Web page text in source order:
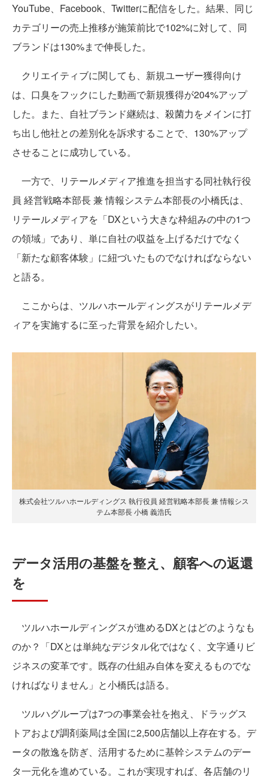
YouTube、Facebook、Twitterに配信をした。結果、同じ
カテゴリーの売上推移が施策前比で102%に対して、同
ブランドは130%まで伸長した。
クリエイティブに関しても、新規ユーザー獲得向け
は、口臭をフックにした動画で新規獲得が204%アップ
した。また、自社ブランド継続は、殺菌力をメインに打
ち出し他社との差別化を訴求することで、130%アップ
させることに成功している。
一方で、リテールメディア推進を担当する同社執行役
員 経営戦略本部長 兼 情報システム本部長の小橋氏は、
リテールメディアを「DXという大きな枠組みの中の1つ
の領域」であり、単に自社の収益を上げるだけでなく
「新たな顧客体験」に紐づいたものでなければならない
と語る。
ここからは、ツルハホールディングスがリテールメデ
ィアを実施するに至った背景を紹介したい。
株式会社ツルハホールディングス 執行役員 経営戦略本部長 兼 情報シス
テム本部長 小橋 義浩氏
データ活用の基盤を整え、顧客への返還
を
ツルハホールディングスが進めるDXとはどのようなも
のか？「DXとは単純なデジタル化ではなく、文字通りビ
ジネスの変革です。既存の仕組み自体を変えるものでな
ければなりません」と小橋氏は語る。
ツルハグループは7つの事業会社を抱え、ドラッグス
トアおよび調剤薬局は全国に2,500店舗以上存在する。デ
ータの散逸を防ぎ、活用するために基幹システムのデー
タ一元化を進めている。これが実現すれば、各店舗のリ